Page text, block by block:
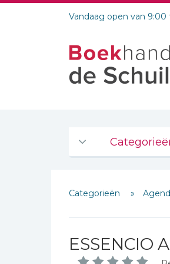
Vandaag open van
De Bijbel
Bijbelse
Bijbelstudie
Categorieën
ESSENCIO